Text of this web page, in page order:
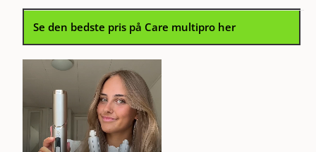
Se den bedste pris på Care multipro her